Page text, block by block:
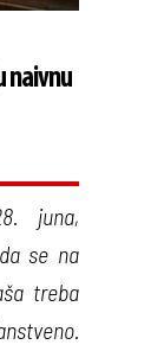
naivnu
juna,
se na
treba